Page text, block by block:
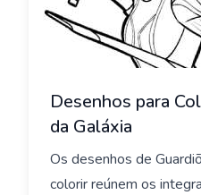
Desenhos para
da Galáxia
Os desenhos de
colorir reúnem os